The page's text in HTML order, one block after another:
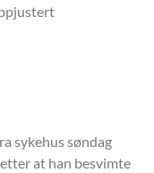
sykehus søndag
at han besvimte